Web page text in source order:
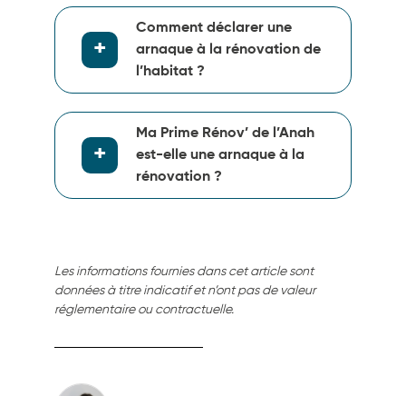
Comment déclarer une
arnaque à la rénovation de
l’habitat ?
Ma Prime Rénov’ de l’Anah
est-elle une arnaque à la
rénovation ?
Les informations fournies dans cet article sont
données à titre indicatif et n’ont pas de valeur
réglementaire ou contractuelle.